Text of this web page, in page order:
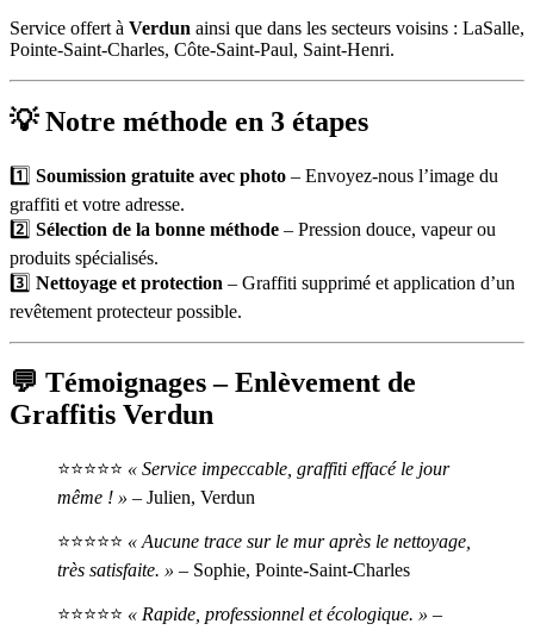
Service offert à Verdun ainsi que dans les secteurs voisins : LaSalle,
Pointe-Saint-Charles, Côte-Saint-Paul, Saint-Henri.
💡 Notre méthode en 3 étapes
1️⃣ Soumission gratuite avec photo – Envoyez-nous l’image du
graffiti et votre adresse.
2️⃣ Sélection de la bonne méthode – Pression douce, vapeur ou
produits spécialisés.
3️⃣ Nettoyage et protection – Graffiti supprimé et application d’un
revêtement protecteur possible.
💬 Témoignages – Enlèvement de
Graffitis Verdun
⭐⭐⭐⭐⭐ « Service impeccable, graffiti effacé le jour
même ! » – Julien, Verdun
⭐⭐⭐⭐⭐ « Aucune trace sur le mur après le nettoyage,
très satisfaite. » – Sophie, Pointe-Saint-Charles
⭐⭐⭐⭐⭐ « Rapide, professionnel et écologique. » –